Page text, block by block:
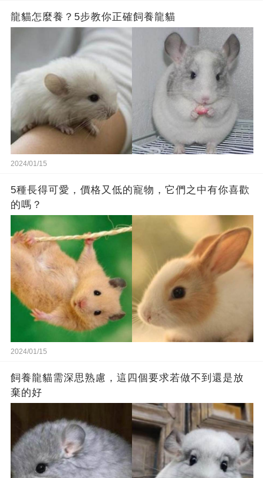
龍貓怎麼養？5步教你正確飼養龍貓
2024/01/15
5種長得可愛，價格又低的寵物，它們之中有你喜歡
的嗎？
2024/01/15
飼養龍貓需深思熟慮，這四個要求若做不到還是放
棄的好